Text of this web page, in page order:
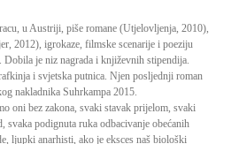
u Austriji, piše romane (Utjelovljenja, 2010),
2012), igrokaze, filmske scenarije i poeziju
Dobila je niz nagrada i književnih stipendija.
i svjetska putnica. Njen posljednji roman
nakladnika Suhrkampa 2015.
oni bez zakona, svaki stavak prijelom, svaki
svaka podignuta ruka odbacivanje obećanih
ljupki anarhisti, ako je eksces naš biološki